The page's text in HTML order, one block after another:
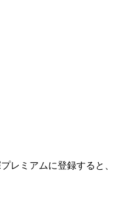
レミアムに登録すると、